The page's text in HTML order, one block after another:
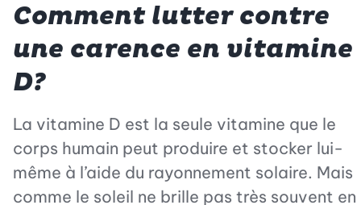
Comment lutter contre
une carence en vitamine
D?
La vitamine D est la seule vitamine que le
corps humain peut produire et stocker lui-
même à l’aide du rayonnement solaire. Mais
comme le soleil ne brille pas très souvent en